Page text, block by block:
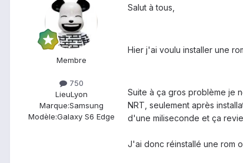
Membre
750
LieuLyon
Marque:Samsung
Modèle:Galaxy S6 Edge
Salut à tous,
Hier j'ai voulu installer une
Suite à ça gros problème je
NRT, seulement après
d'une miliseconde et ça
J'ai donc réinstallé une rom